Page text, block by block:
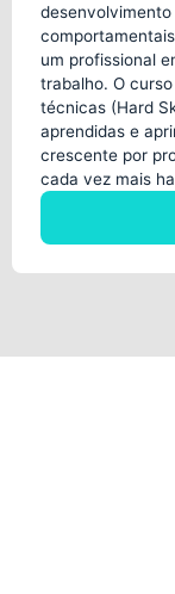
um profissional
trabalho. O
técnicas (Hard
aprendidas e
crescente por
cada vez mais